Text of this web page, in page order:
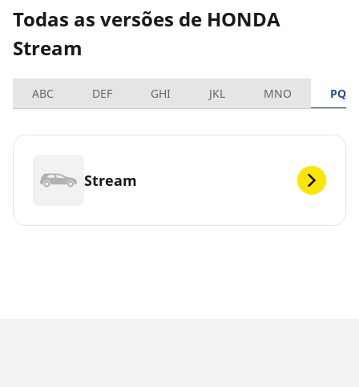
Todas as versões de HONDA
Stream
ABC DEF GHI JKL MNO PQRS
Stream